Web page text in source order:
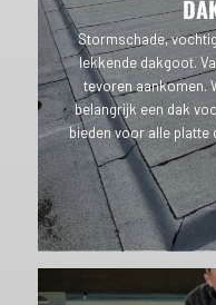
Stormschade,
lekkende dakgoot.
tevoren aankomen.
belangrijk een dak
bieden voor alle platte